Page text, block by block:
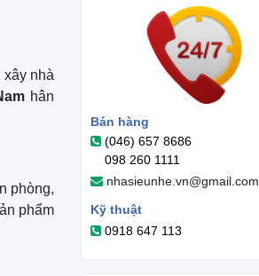
xây nhà
hân
phòng,
phẩm
Bán hàng
(046) 657 8686
098 260 1111
nhasieunhe.vn@gmail.com
Kỹ thuật
0918 647 113